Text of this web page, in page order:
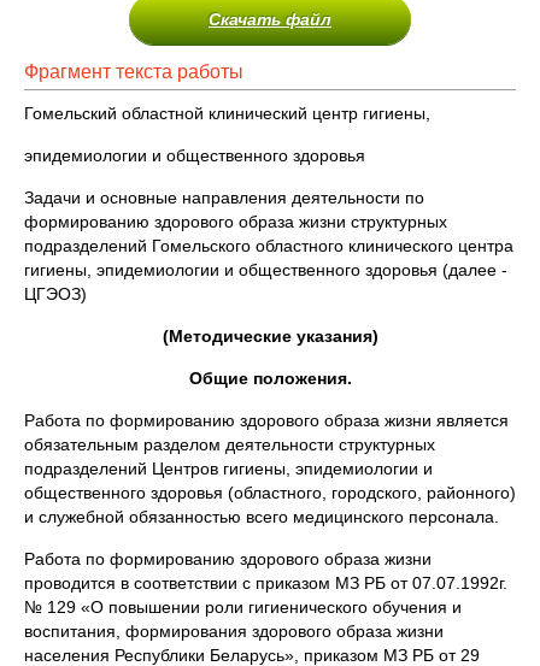
Скачать файл
Фрагмент текста работы
Гомельский областной клинический центр гигиены,
эпидемиологии и общественного здоровья
Задачи и основные направления деятельности по
формированию здорового образа жизни структурных
подразделений Гомельского областного клинического центра
гигиены, эпидемиологии и общественного здоровья (далее -
ЦГЭОЗ)
(Методические указания)
Общие положения.
Работа по формированию здорового образа жизни является
обязательным разделом деятельности структурных
подразделений Центров гигиены, эпидемиологии и
общественного здоровья (областного, городского, районного)
и служебной обязанностью всего медицинского персонала.
Работа по формированию здорового образа жизни
проводится в соответствии с приказом МЗ РБ от 07.07.1992г.
№ 129 «О повышении роли гигиенического обучения и
воспитания, формирования здорового образа жизни
населения Республики Беларусь», приказом МЗ РБ от 29